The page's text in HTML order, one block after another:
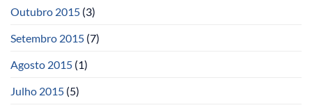
Outubro 2015 (3)
Setembro 2015 (7)
Agosto 2015 (1)
Julho 2015 (5)